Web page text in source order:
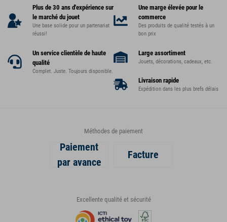
Plus de 30 ans d'expérience sur
le marché du jouet
Une base solide pour un partenariat
réussi!
Une marge élevée pour le
commerce
Des produits de qualité testés à un
bon prix
Un service clientèle de haute
qualité
Complet. Juste. Toujours disponible.
Large assortiment
Jouets, décorations, cadeaux, etc.
Livraison rapide
Expédition dans les plus brefs délais
Méthodes de paiement
Paiement
par avance
Facture
Excellente qualité et sécurité